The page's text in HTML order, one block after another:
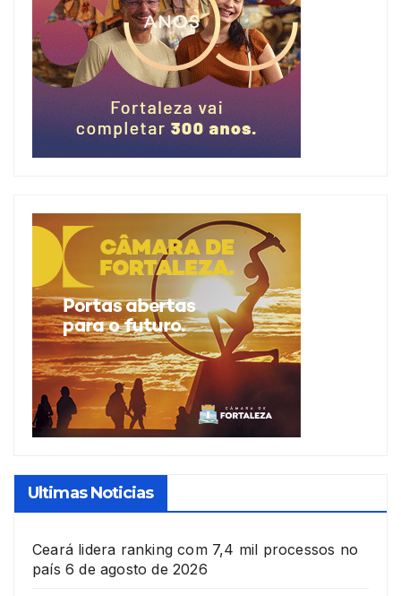
Ultimas Noticias
Ceará lidera ranking com 7,4 mil processos no
país 6 de agosto de 2026